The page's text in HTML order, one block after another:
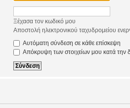
Ξέχασα τον κωδικό μου
Αποστολή ηλεκτρονικού ταχυδρομείου
Αυτόματη σύνδεση σε κάθε επίσκεψη
Απόκρυψη των στοιχείων μου κατά την